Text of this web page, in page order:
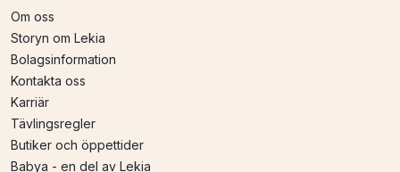
Om oss
Storyn om Lekia
Bolagsinformation
Kontakta oss
Karriär
Tävlingsregler
Butiker och öppettider
Babya - en del av Lekia